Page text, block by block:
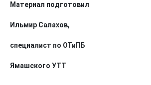
Материал подготовил
Ильмир Салахов,
специалист по ОТиПБ
Ямашского УТТ